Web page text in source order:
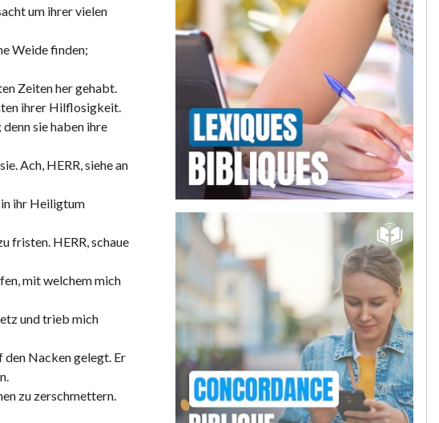
um ihrer vielen
Weide finden;
Zeiten her gehabt.
ihrer Hilflosigkeit.
sie haben ihre
Ach, HERR, siehe an
in ihr Heiligtum
fristen. HERR, schaue
mit welchem mich
und trieb mich
den Nacken gelegt. Er
zu zerschmettern.